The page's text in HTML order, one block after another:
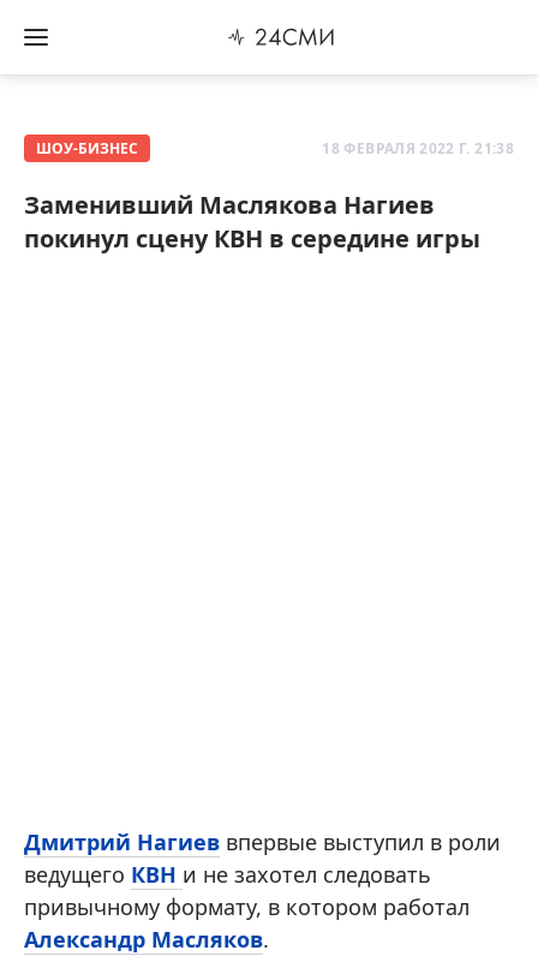
ШОУ-БИЗНЕС 18 ФЕВРАЛЯ 2022 Г. 21:38
Заменивший Маслякова Нагиев
покинул сцену КВН в середине игры
Дмитрий Нагиев впервые выступил в роли
ведущего КВН и не захотел следовать
привычному формату, в котором работал
Александр Масляков.